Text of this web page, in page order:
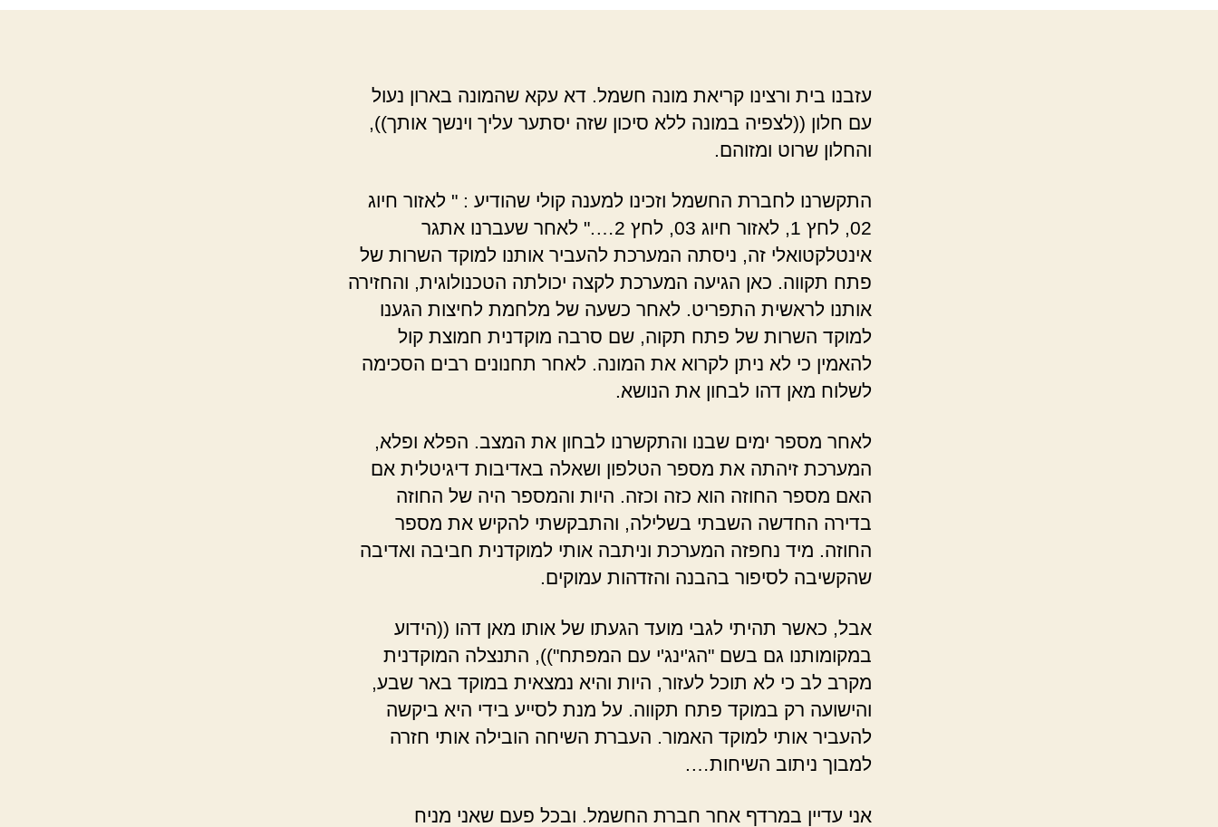
בישראל
עזבנו בית ורצינו קריאת מונה חשמל. דא עקא שהמונה בארון נעול
עם חלון ((לצפיה במונה ללא סיכון שזה יסתער עליך וינשך אותך)),
והחלון שרוט ומזוהם.
התקשרנו לחברת החשמל וזכינו למענה קולי שהודיע : " לאזור חיוג
02, לחץ 1, לאזור חיוג 03, לחץ 2…." לאחר שעברנו אתגר
אינטלקטואלי זה, ניסתה המערכת להעביר אותנו למוקד השרות של
פתח תקווה. כאן הגיעה המערכת לקצה יכולתה הטכנולוגית, והחזירה
אותנו לראשית התפריט. לאחר כשעה של מלחמת לחיצות הגענו
למוקד השרות של פתח תקוה, שם סרבה מוקדנית חמוצת קול
להאמין כי לא ניתן לקרוא את המונה. לאחר תחנונים רבים הסכימה
לשלוח מאן דהו לבחון את הנושא.
לאחר מספר ימים שבנו והתקשרנו לבחון את המצב. הפלא ופלא,
המערכת זיהתה את מספר הטלפון ושאלה באדיבות דיגיטלית אם
האם מספר החוזה הוא כזה וכזה. היות והמספר היה של החוזה
בדירה החדשה השבתי בשלילה, והתבקשתי להקיש את מספר
החוזה. מיד נחפזה המערכת וניתבה אותי למוקדנית חביבה ואדיבה
שהקשיבה לסיפור בהבנה והזדהות עמוקים.
אבל, כאשר תהיתי לגבי מועד הגעתו של אותו מאן דהו ((הידוע
במקומותנו גם בשם "הג'ינג'י עם המפתח")), התנצלה המוקדנית
מקרב לב כי לא תוכל לעזור, היות והיא נמצאית במוקד באר שבע,
והישועה רק במוקד פתח תקווה. על מנת לסייע בידי היא ביקשה
להעביר אותי למוקד האמור. העברת השיחה הובילה אותי חזרה
למבוך ניתוב השיחות….
אני עדיין במרדף אחר חברת החשמל. ובכל פעם שאני מניח